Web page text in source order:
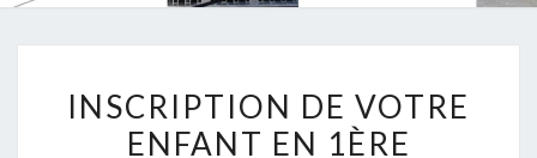
DE MA
INSCRIPTION DE VOTRE
ENFANT EN 1ÈRE